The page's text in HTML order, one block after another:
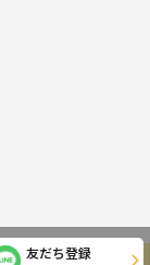
友だち登録